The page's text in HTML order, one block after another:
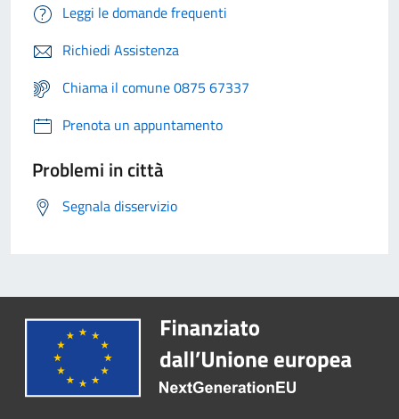
Leggi le domande frequenti
Richiedi Assistenza
Chiama il comune 0875 67337
Prenota un appuntamento
Problemi in città
Segnala disservizio